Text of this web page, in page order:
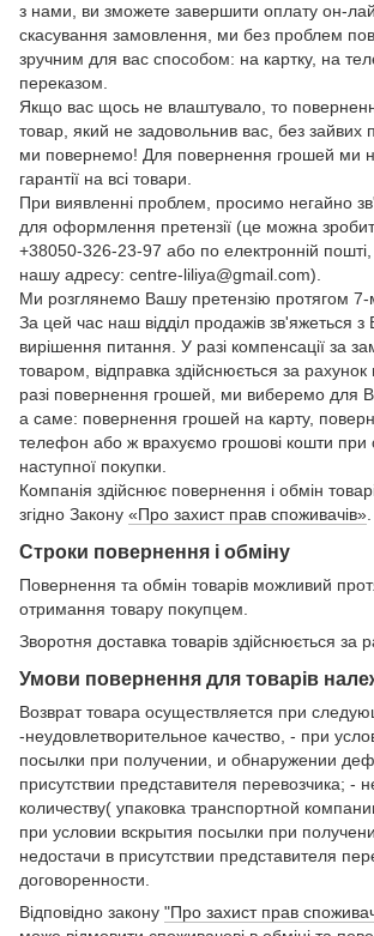
з нами, ви зможете завершити оплату он-
скасування замовлення, ми без проблем
зручним для вас способом: на картку, на
переказом.
Якщо вас щось не влаштувало, то
товар, який не задовольнив вас, без зайвих
ми повернемо! Для повернення грошей ми
гарантії на всі товари.
При виявленні проблем, просимо негайно
для оформлення претензії (це можна
+38050-326-23-97 або по електронній
нашу адресу: centre-liliya@gmail.com).
Ми розглянемо Вашу претензію протягом 7-
За цей час наш відділ продажів зв'яжеться
вирішення питання. У разі компенсації за
товаром, відправка здійснюється за
разі повернення грошей, ми виберемо для
а саме: повернення грошей на карту,
телефон або ж врахуємо грошові кошти
наступної покупки.
Компанія здійснює повернення і обмін
згідно Закону «Про захист прав споживачів»
Строки повернення і обміну
Повернення та обмін товарів можливий
отримання товару покупцем.
Зворотня доставка товарів здійснюється за
Умови повернення для товарів
Возврат товара осуществляется при
-неудовлетворительное качество, - при
посылки при получении, и обнаружении
присутствии представителя перевозчика; -
количеству( упаковка транспортной
при условии вскрытия посылки при
недостачи в присутствии представителя
договоренности.
Відповідно закону "Про захист прав